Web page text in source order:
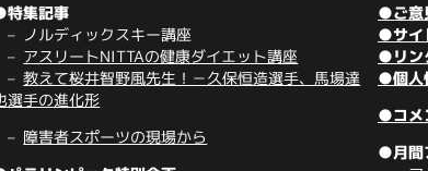
集記事
ノルディックスキー講座
アスリートNITTAの健康ダイエット講座
教えて桜井智野風先生！－久保恒造選手、馬場達
選手の進化形
障害者スポーツの現場から
●ご意
●サイ
●リン
●個人
●コメ
●月間